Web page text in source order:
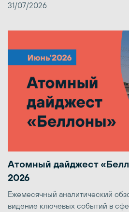
31/07/2026
Атомный дайджест
2026
Ежемесячный аналитический
видение ключевых событий в